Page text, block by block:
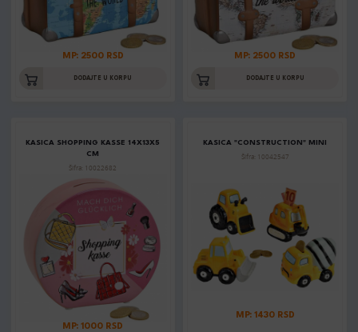
MP: 2500 RSD
DODAJTE U KORPU
MP: 2500 RSD
DODAJTE U KORPU
KASICA SHOPPING KASSE 14X13X5
CM
Šifra: 10022682
MP: 1000 RSD
KASICA "CONSTRUCTION" MINI
Šifra: 10042547
MP: 1430 RSD